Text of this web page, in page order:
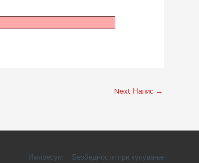
Next Напис →
Импресум Безбедности при купување